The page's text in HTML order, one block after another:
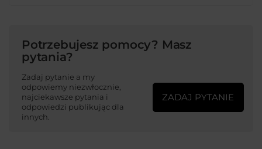
Potrzebujesz pomocy? Masz
pytania?
Zadaj pytanie a my
odpowiemy niezwłocznie,
najciekawsze pytania i
odpowiedzi publikując dla
innych.
ZADAJ PYTANIE